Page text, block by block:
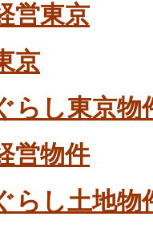
営東京
京
らし東京物
営物件
らし土地物